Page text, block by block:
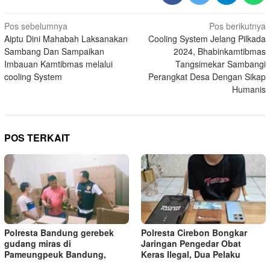
Navigasi
pos
Pos sebelumnya
Aiptu Dini Mahabah Laksanakan
Sambang Dan Sampaikan
Imbauan Kamtibmas melalui
cooling System
Pos berikutnya
Cooling System Jelang Pilkada
2024, Bhabinkamtibmas
Tangsimekar Sambangi
Perangkat Desa Dengan Sikap
Humanis
POS TERKAIT
Polresta Bandung gerebek
gudang miras di
Pameungpeuk Bandung,
Polresta Cirebon Bongkar
Jaringan Pengedar Obat
Keras Ilegal, Dua Pelaku